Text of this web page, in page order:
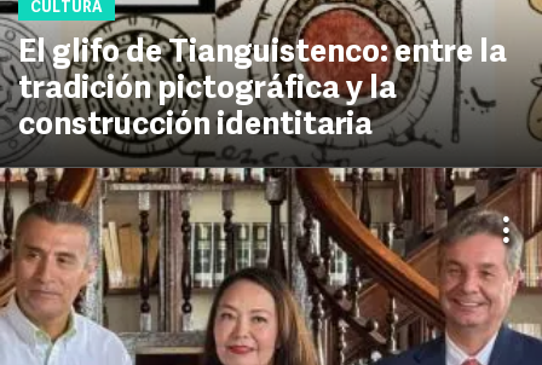
CULTURA
El glifo de Tianguistenco: entre la
tradición pictográfica y la
construcción identitaria